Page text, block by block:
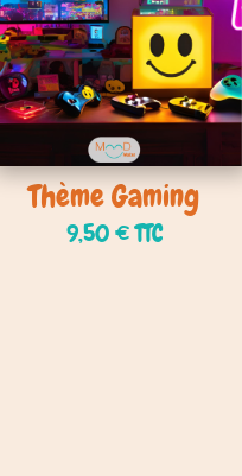
Thème Gaming
9,50€TTC